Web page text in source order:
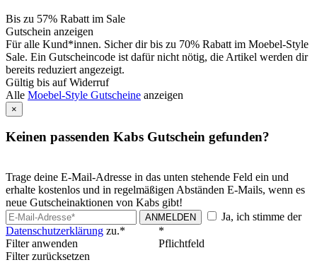
Bis zu 57% Rabatt im Sale
Gutschein anzeigen
Für alle Kund*innen. Sicher dir bis zu 70% Rabatt im Moebel-Style
Sale. Ein Gutscheincode ist dafür nicht nötig, die Artikel werden dir
bereits reduziert angezeigt.
Gültig bis auf Widerruf
Alle Moebel-Style Gutscheine anzeigen
×
Keinen passenden Kabs Gutschein gefunden?
Trage deine E-Mail-Adresse in das unten stehende Feld ein und
erhalte kostenlos und in regelmäßigen Abständen E-Mails, wenn es
neue Gutscheinaktionen von Kabs gibt!
ANMELDEN
Ja, ich stimme der
Datenschutzerklärung zu.*
*
Pflichtfeld
Filter anwenden
Filter zurücksetzen